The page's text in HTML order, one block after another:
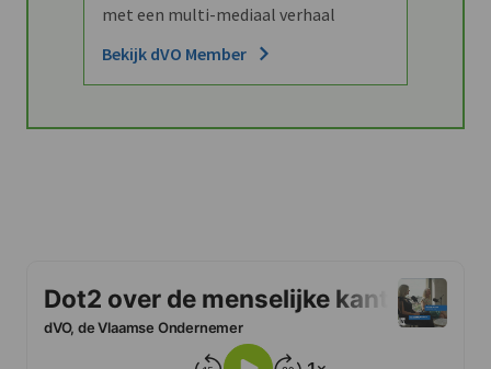
met een multi-mediaal verhaal
Bekijk dVO Member